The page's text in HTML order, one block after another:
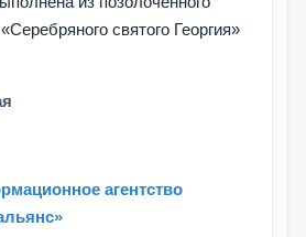
святого Георгия»
агентство